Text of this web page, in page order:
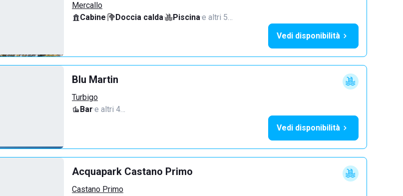
Mercallo
Cabine· Doccia calda· Piscina·e altri 5…
Vedi disponibilità
Blu Martin
Turbigo
Bar·e altri 4…
Vedi disponibilità
Acquapark Castano Primo
Castano Primo